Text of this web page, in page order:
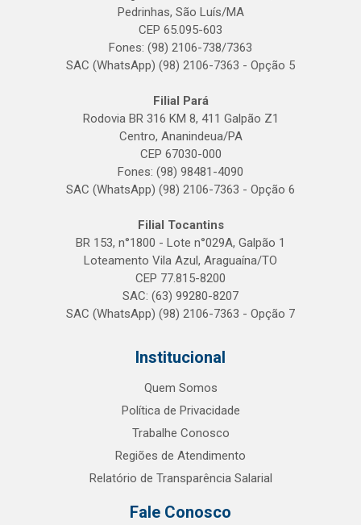
Pedrinhas, São Luís/MA
CEP 65.095-603
Fones: (98) 2106-738/7363
SAC (WhatsApp) (98) 2106-7363 - Opção 5
Filial Pará
Rodovia BR 316 KM 8, 411 Galpão Z1
Centro, Ananindeua/PA
CEP 67030-000
Fones: (98) 98481-4090
SAC (WhatsApp) (98) 2106-7363 - Opção 6
Filial Tocantins
BR 153, n°1800 - Lote n°029A, Galpão 1
Loteamento Vila Azul, Araguaína/TO
CEP 77.815-8200
SAC: (63) 99280-8207
SAC (WhatsApp) (98) 2106-7363 - Opção 7
Institucional
Quem Somos
Política de Privacidade
Trabalhe Conosco
Regiões de Atendimento
Relatório de Transparência Salarial
Fale Conosco